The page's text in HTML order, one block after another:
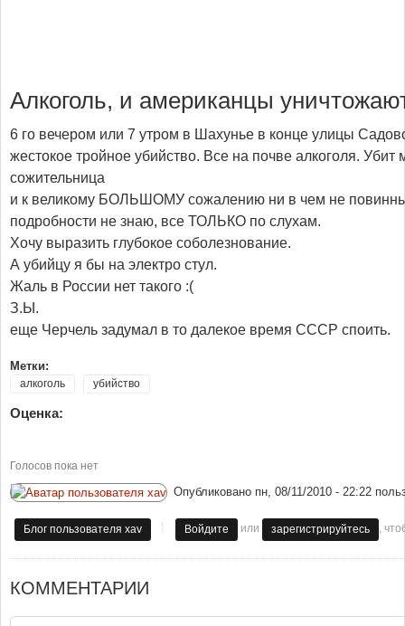
Алкоголь, и американцы
6 го вечером или 7 утром в Шахунье в конце улицы
жестокое тройное убийство. Все на почве алкоголя. Убит
сожительница
и к великому БОЛЬШОМУ сожалению ни в чем не
подробности не знаю, все ТОЛЬКО по слухам.
Хочу выразить глубокое соболезнование.
А убийцу я бы на электро стул.
Жаль в России нет такого :(
З.Ы.
еще Черчель задумал в то далекое время СССР споить.
Метки:
алкоголь убийство
Оценка:
Голосов пока нет
Опубликовано пн, 08/11/2010 - 22:22
Блог пользователя xav Войдите или зарегистрируйтесь ,
КОММЕНТАРИИ